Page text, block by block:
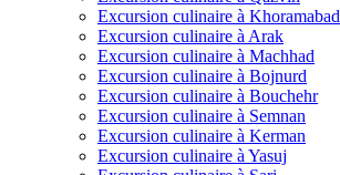
Excursion culinaire à Khoramabad
Excursion culinaire à Arak
Excursion culinaire à Machhad
Excursion culinaire à Bojnurd
Excursion culinaire à Bouchehr
Excursion culinaire à Semnan
Excursion culinaire à Kerman
Excursion culinaire à Yasuj